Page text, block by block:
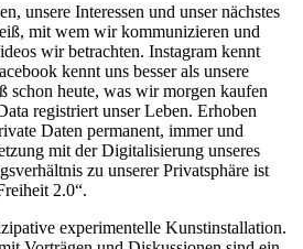
unsere Interessen und unser nächstes
mit wem wir kommunizieren und
wir betrachten. Instagram kennt
kennt uns besser als unsere
schon heute, was wir morgen kaufen
registriert unser Leben. Erhoben
Daten permanent, immer und
mit der Digitalisierung unseres
zu unserer Privatsphäre ist
2.0“.
experimentelle Kunstinstallation.